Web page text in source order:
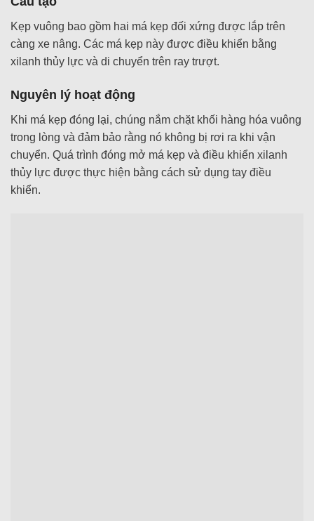
Kẹp vuông bao gồm hai má kẹp đối xứng được lắp trên
càng xe nâng. Các má kẹp này được điều khiển bằng
xilanh thủy lực và di chuyển trên ray trượt.
Nguyên lý hoạt động
Khi má kẹp đóng lại, chúng nắm chặt khối hàng hóa vuông
trong lòng và đảm bảo rằng nó không bị rơi ra khi vận
chuyển. Quá trình đóng mở má kẹp và điều khiển xilanh
thủy lực được thực hiện bằng cách sử dụng tay điều
khiển.